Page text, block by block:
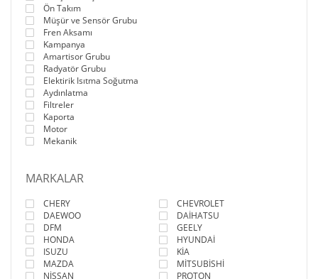
Ön Takım
Müşür ve Sensör Grubu
Fren Aksamı
Kampanya
Amartisor Grubu
Radyatör Grubu
Elektirik Isıtma Soğutma
Aydınlatma
Filtreler
Kaporta
Motor
Mekanik
MARKALAR
CHERY
CHEVROLET
DAEWOO
DAİHATSU
DFM
GEELY
HONDA
HYUNDAİ
ISUZU
KİA
MAZDA
MİTSUBİSHİ
NİSSAN
PROTON